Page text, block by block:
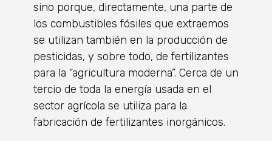
sino porque, directamente, una parte de
los combustibles fósiles que extraemos
se utilizan también en la producción de
pesticidas, y sobre todo, de fertilizantes
para la “agricultura moderna”. Cerca de un
tercio de toda la energía usada en el
sector agrícola se utiliza para la
fabricación de fertilizantes inorgánicos.